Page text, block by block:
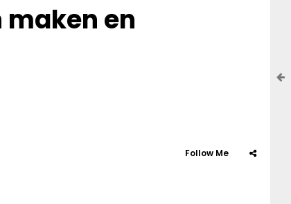
en
Follow Me